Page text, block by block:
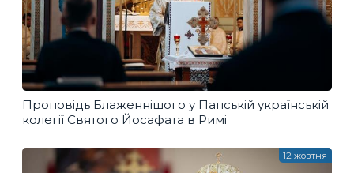
Проповідь Блаженнішого у Папській українській
колегії Святого Йосафата в Римі
12 жовтня